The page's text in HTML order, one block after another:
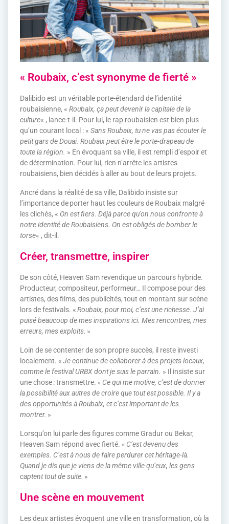
« Roubaix, c’est synonyme de fierté »
Dalibido est un véritable porte-étendard de l’identité
roubaisienne, « Roubaix, ça peut devenir la capitale de la
culture« , lance-t-il. Pour lui, le rap roubaisien est bien plus
qu’un courant local : « Sans Roubaix, tu ne vas pas écouter le
petit gars de Douai. Roubaix peut être le porte-drapeau de
toute la région. » En évoquant sa ville, il est rempli d’espoir et
de détermination. Pour lui, rien n’arrête les artistes
roubaisiens, bien décidés à aller au bout de leurs projets.
Ancré dans la réalité de sa ville, Dalibido insiste sur
l’importance de porter haut les couleurs de Roubaix malgré
les clichés, « On est fiers. Déjà parce qu’on nous confronte à
notre identité de Roubaisiens. On est obligés de bomber le
torse« , dit-il.
Créer, transmettre, inspirer
De son côté, Heaven Sam revendique un parcours hybride.
Producteur, compositeur, performeur… Il compose pour des
artistes, des films, des publicités, tout en montant sur scène
lors de festivals. «Roubaix, pour moi, c’est une richesse. J’ai
puisé beaucoup de mes inspirations ici. Mes rencontres, mes
erreurs, mes exploits. »
Loin de se contenter de son propre succès, il reste investi
localement. «Je continue de collaborer à des projets locaux,
comme le festival URBX dont je suis le parrain. » Il insiste sur
une chose : transmettre. « Ce qui me motive, c’est de donner
la possibilité aux autres de croire que tout est possible. Il y a
des opportunités à Roubaix, et c’est important de les
montrer. »
Lorsqu’on lui parle des figures comme Gradur ou Bekar,
Heaven Sam répond avec fierté. « C’est devenu des
exemples. C’est à nous de faire perdurer cet héritage-là.
Quand je dis que je viens de la même ville qu’eux, les gens
captent tout de suite. »
Une scène en mouvement
Les deux artistes évoquent une ville en transformation, où la